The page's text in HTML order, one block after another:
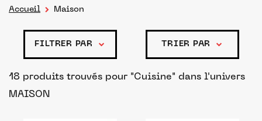
Accueil Maison
FILTRER PAR TRIER PAR
18 produits trouvés pour "Cuisine" dans l'univers
MAISON